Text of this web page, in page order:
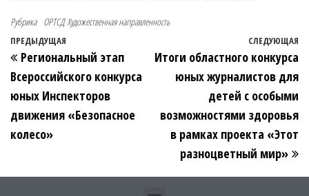
Рубрика ОРТСД Художественная направленность
ПРЕДЫДУЩАЯ
Региональный этап
Всероссийского конкурса
юных Инспекторов
движения «Безопасное
колесо»
СЛЕДУЮЩАЯ
Итоги областного конкурса
юных журналистов для
детей с особыми
возможностями здоровья
в рамках проекта «Этот
разноцветный мир»